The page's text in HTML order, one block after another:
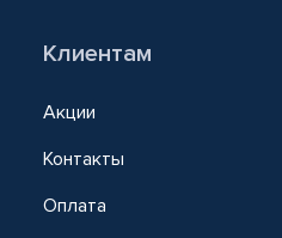
Клиентам
Акции
Контакты
Оплата